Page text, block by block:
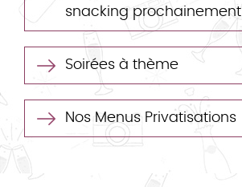
snacking prochainement
Soirées à thème
Nos Menus Privatisations